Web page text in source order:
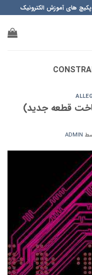
های آموزش الکترونیک
قطعه جدید)
ADMIN